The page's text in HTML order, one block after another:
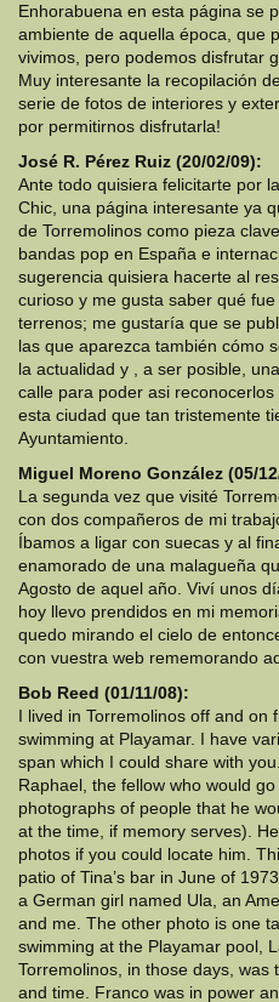
Enhorabuena en esta página se
ambiente de aquella época, que
vivimos, pero podemos disfrutar
Muy interesante la recopilación
serie de fotos de interiores y
por permitirnos disfrutarla!
José R. Pérez Ruiz (20/02/09):
Ante todo quisiera felicitarte por
Chic, una página interesante ya
de Torremolinos como pieza
bandas pop en España e
sugerencia quisiera hacerte al
curioso y me gusta saber qué
terrenos; me gustaría que se
las que aparezca también cómo
la actualidad y , a ser posible,
calle para poder asi
esta ciudad que tan tristemente
Ayuntamiento.
Miguel Moreno González (05/
La segunda vez que visité
con dos compañeros de mi
Íbamos a ligar con suecas y al
enamorado de una malagueña
Agosto de aquel año. Viví unos
hoy llevo prendidos en mi
quedo mirando el cielo de
con vuestra web rememorando
Bob Reed (01/11/08):
I lived in Torremolinos off and on
swimming at Playamar. I have
span which I could share with
Raphael, the fellow who would
photographs of people that he
at the time, if memory serves).
photos if you could locate him.
patio of Tina’s bar in June of
a German girl named Ula, an
and me. The other photo is one
swimming at the Playamar pool,
Torremolinos, in those days,
and time. Franco was in power